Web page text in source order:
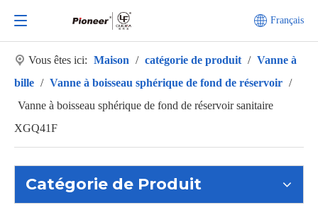
Français
Vous êtes ici: Maison / catégorie de produit / Vanne à
bille / Vanne à boisseau sphérique de fond de réservoir /
Vanne à boisseau sphérique de fond de réservoir sanitaire
XGQ41F
Catégorie de Produit